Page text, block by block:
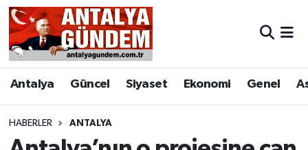
Antalya Güncel Siyaset Ekonomi Genel
HABERLER ANTALYA
Antalya
Asayiş
Bilim & Teknoloji
Antalya Nöbetçi Eczaneler
Antalya Hava Durumu
Antalya Namaz Vakitleri